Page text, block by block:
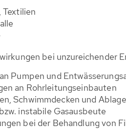
Textilien
bei unzureichender
Pumpen und
an Rohrleitungseinbauten
Schwimmdecken und
instabile Gasausbeute
bei der Behandlung von